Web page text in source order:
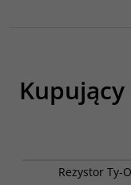
Rezystor Ty-